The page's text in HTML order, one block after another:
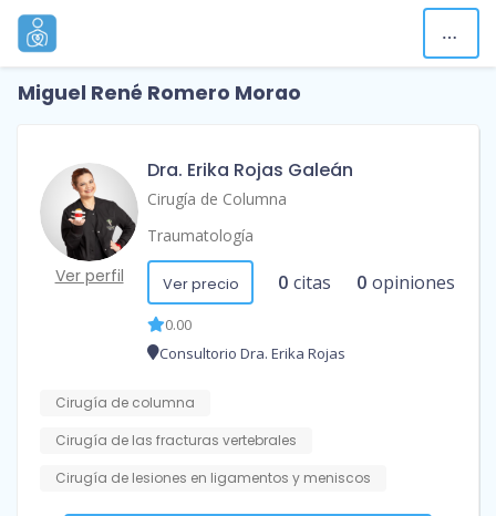
Miguel René Romero Morao
Ver perfil
Dra. Erika Rojas Galeán
Cirugía de Columna
Traumatología
Ver precio 0 citas 0 opiniones
0.00
Consultorio Dra. Erika Rojas
Cirugía de columna
Cirugía de las fracturas vertebrales
Cirugía de lesiones en ligamentos y meniscos